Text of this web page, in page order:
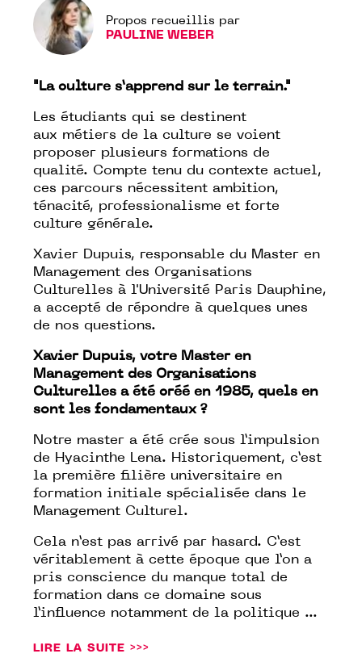
Propos recueillis par
PAULINE WEBER
"La culture s’apprend sur le terrain."
Les étudiants qui se destinent
aux métiers de la culture se voient
proposer plusieurs formations de
qualité. Compte tenu du contexte actuel,
ces parcours nécessitent ambition,
ténacité, professionalisme et forte
culture générale.
Xavier Dupuis, responsable du Master en
Management des Organisations
Culturelles à l'Université Paris Dauphine,
a accepté de répondre à quelques unes
de nos questions.
Xavier Dupuis, votre Master en
Management des Organisations
Culturelles a été créé en 1985, quels en
sont les fondamentaux ?
Notre master a été crée sous l’impulsion
de Hyacinthe Lena. Historiquement, c’est
la première filière universitaire en
formation initiale spécialisée dans le
Management Culturel.
Cela n’est pas arrivé par hasard. C’est
véritablement à cette époque que l’on a
pris conscience du manque total de
formation dans ce domaine sous
l’influence notamment de la politique ...
LIRE LA SUITE >>>